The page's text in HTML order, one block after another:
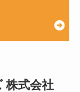
株式会社